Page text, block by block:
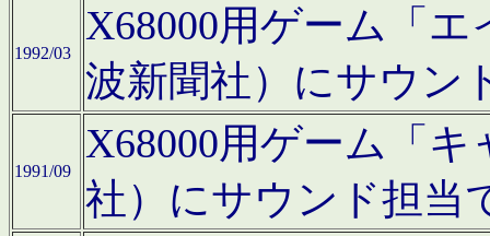
1992/03
X68000用ゲーム「
波新聞社）にサウン
1991/09
X68000用ゲーム「
社）にサウンド担当